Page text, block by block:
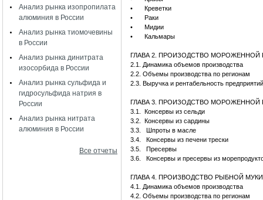
Анализ рынка изопропилата
алюминия в России
Анализ рынка тиомочевины
в России
Анализ рынка динитрата
изосорбида в России
Анализ рынка сульфида и
гидросульфида натрия в
России
Анализ рынка нитрата
алюминия в России
Все отчеты
•
Креветки
•
Раки
•
Мидии
•
Кальмары
ГЛАВА 2. ПРОИЗОДСТВО МОРОЖЕННОЙ
2.1. Динамика объемов производства
2.2. Объемы производства по регионам
2.3. Выручка и рентабельность
ГЛАВА 3. ПРОИЗОДСТВО МОРОЖЕННОЙ
3.1.
Консервы из сельди
3.2.
Консервы из сардины
3.3.
Шпроты в масле
3.4.
Консервы из печени трески
3.5.
Пресервы
3.6.
Консервы и пресервы из
ГЛАВА 4. ПРОИЗВОДСТВО РЫБНОЙ МУКИ
4.1. Динамика объемов производства
4.2. Объемы производства по регионам